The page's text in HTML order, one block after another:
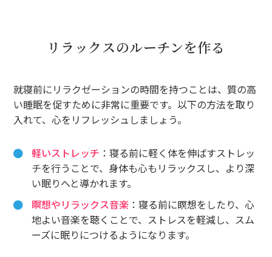
リラックスのルーチンを作る
就寝前にリラクゼーションの時間を持つことは、質の高
い睡眠を促すために非常に重要です。以下の方法を取り
入れて、心をリフレッシュしましょう。
軽いストレッチ ：寝る前に軽く体を伸ばすストレッ
チを行うことで、身体も心もリラックスし、より深
い眠りへと導かれます。
瞑想やリラックス音楽 ：寝る前に瞑想をしたり、心
地よい音楽を聴くことで、ストレスを軽減し、スム
ーズに眠りにつけるようになります。